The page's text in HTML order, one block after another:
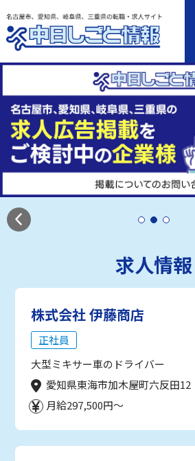
求人情報
株式会社 伊藤商店
正社員
大型ミキサー車のドライバー
愛知県東海市加木屋町六反田12
月給297,500円～